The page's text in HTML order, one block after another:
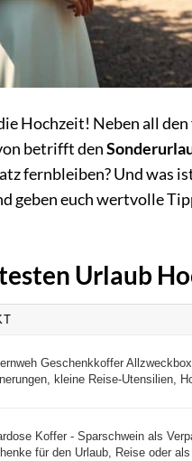
Hochzeit! Neben all
betrifft den
fernbleiben? Und was
geben euch wertvolle
Urlaub
Geschenkkoffer
kleine Reise-Utensilien,
Koffer - Sparschwein als
für den Urlaub, Reise oder